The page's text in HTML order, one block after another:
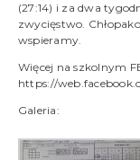
(27:14) i za dwa
zwycięstwo.
wspieramy.
Więcej na szkolnym
https://
Galeria: